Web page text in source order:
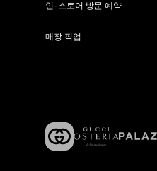
인-스토어 방문 예약
매장 픽업